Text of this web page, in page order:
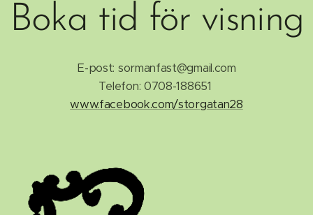
Boka tid för visning
E-post: sormanfast@gmail.com
Telefon: 0708-188651
www.facebook.com/storgatan28